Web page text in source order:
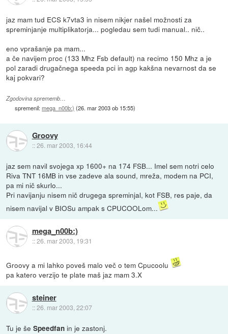
jaz mam tud ECS k7vta3 in nisem nikjer našel možnosti za
spreminjanje multiplikatorja... pogledau sem tudi manual.. nič..
eno vprašanje pa mam...
a če navijem proc (133 Mhz Fsb default) na recimo 150 Mhz a je
pol zaradi drugačnega speeda pci in agp kakšna nevarnost da se
kaj pokvari?
Zgodovina sprememb…
spremenil:mega_n00b:) (26. mar 2003 ob 15:55)
Groovy
::26. mar 2003, 16:44
jaz sem navil svojega xp 1600+ na 174 FSB... Imel sem notri celo
Riva TNT 16MB in vse zadeve ala sound, mreža, modem na PCI,
pa mi nič skurlo...
Pri navijanju nisem nič drugega spreminjal, kot FSB, res paje, da
nisem navijal v BIOSu ampak s CPUCOOLom...
mega_n00b:)
::26. mar 2003, 19:31
Groovy a mi lahko poveš malo več o tem Cpucoolu
pa katero verzijo te plate maš jaz mam 3.X
steiner
::26. mar 2003, 22:07
Tu je šeSpeedfan in je zastonj.